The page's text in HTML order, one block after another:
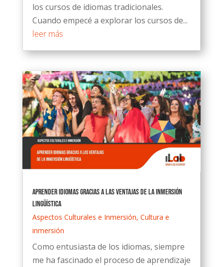
los cursos de idiomas tradicionales.
Cuando empecé a explorar los cursos de...
leer más
Aprender idiomas gracias a las ventajas de la inmersión
lingüística
Aspectos Culturales e Inmersión, Cultura e
inmersión
Como entusiasta de los idiomas, siempre
me ha fascinado el proceso de aprendizaje